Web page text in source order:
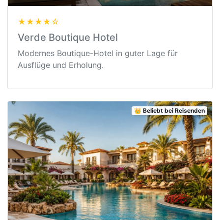
★★★★☆
Verde Boutique Hotel
Modernes Boutique-Hotel in guter Lage für
Ausflüge und Erholung.
👑 Beliebt bei Reisenden